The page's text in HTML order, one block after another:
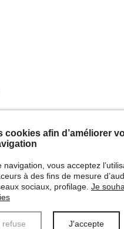
Services
sur-Braye
personnelles Mentions légales
cookies afin d’améliorer
navigation, vous acceptez
à des fins de mesure
sociaux, profilage. Je
refuse J'accepte